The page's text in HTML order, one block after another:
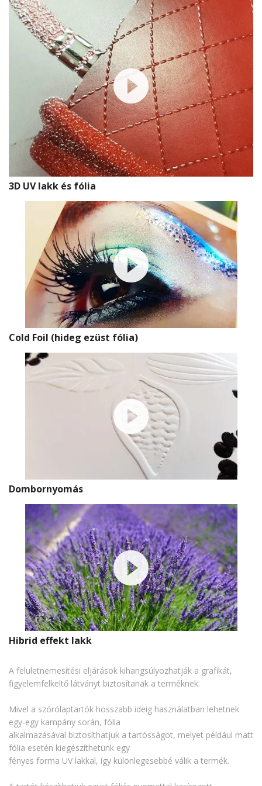
3D UV lakk és fólia
Cold Foil (hideg ezüst fólia)
Dombornyomás
Hibrid effekt lakk
A felületnemesítési eljárások kihangsúlyozhatják a grafikát,
figyelemfelkeltő látványt biztosítanak a terméknek.
Mivel a szórólaptartók hosszabb ideig használatban lehetnek
egy-egy kampány során, fólia
alkalmazásával biztosíthatjuk a tartósságot, melyet például matt
fólia esetén kiegészíthetünk egy
fényes forma UV lakkal, így különlegesebbé válik a termék.